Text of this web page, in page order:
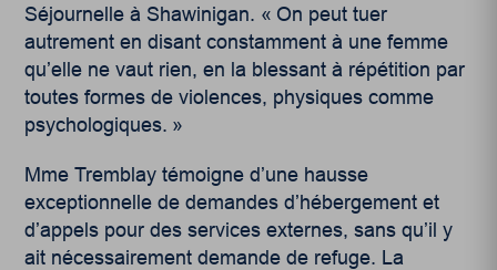
Séjournelle à Shawinigan. « On peut tuer
autrement en disant constamment à une femme
qu’elle ne vaut rien, en la blessant à répétition par
toutes formes de violences, physiques comme
psychologiques. »
Mme Tremblay témoigne d’une hausse
exceptionnelle de demandes d’hébergement et
d’appels pour des services externes, sans qu’il y
ait nécessairement demande de refuge. La